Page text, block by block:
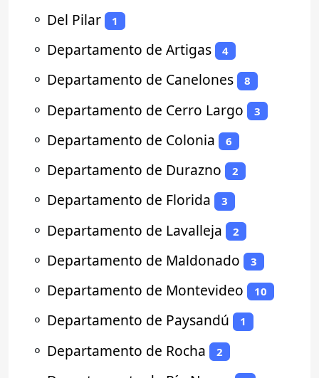
⚬ Del Pilar 1
⚬ Departamento de Artigas 4
⚬ Departamento de Canelones 8
⚬ Departamento de Cerro Largo 3
⚬ Departamento de Colonia 6
⚬ Departamento de Durazno 2
⚬ Departamento de Florida 3
⚬ Departamento de Lavalleja 2
⚬ Departamento de Maldonado 3
⚬ Departamento de Montevideo 10
⚬ Departamento de Paysandú 1
⚬ Departamento de Rocha 2